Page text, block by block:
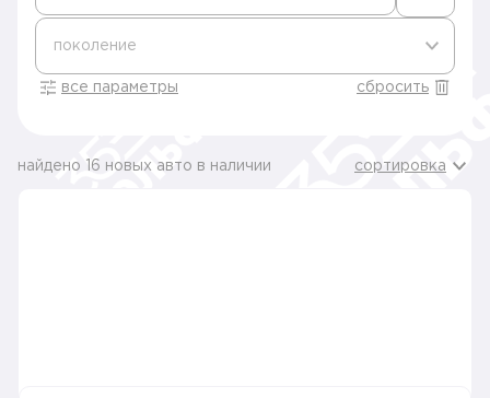
поколение
все параметры сбросить
найдено 16 новых авто в наличии сортировка